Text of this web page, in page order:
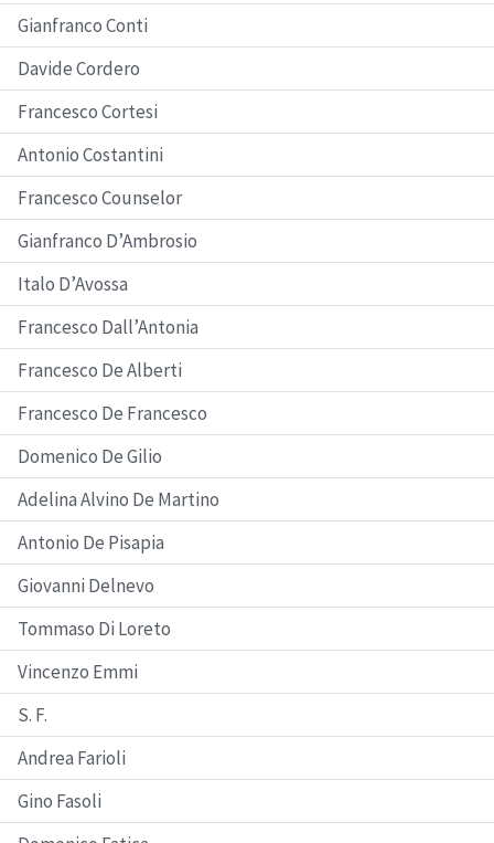
Gianfranco Conti
Davide Cordero
Francesco Cortesi
Antonio Costantini
Francesco Counselor
Gianfranco D’Ambrosio
Italo D’Avossa
Francesco Dall’Antonia
Francesco De Alberti
Francesco De Francesco
Domenico De Gilio
Adelina Alvino De Martino
Antonio De Pisapia
Giovanni Delnevo
Tommaso Di Loreto
Vincenzo Emmi
S. F.
Andrea Farioli
Gino Fasoli